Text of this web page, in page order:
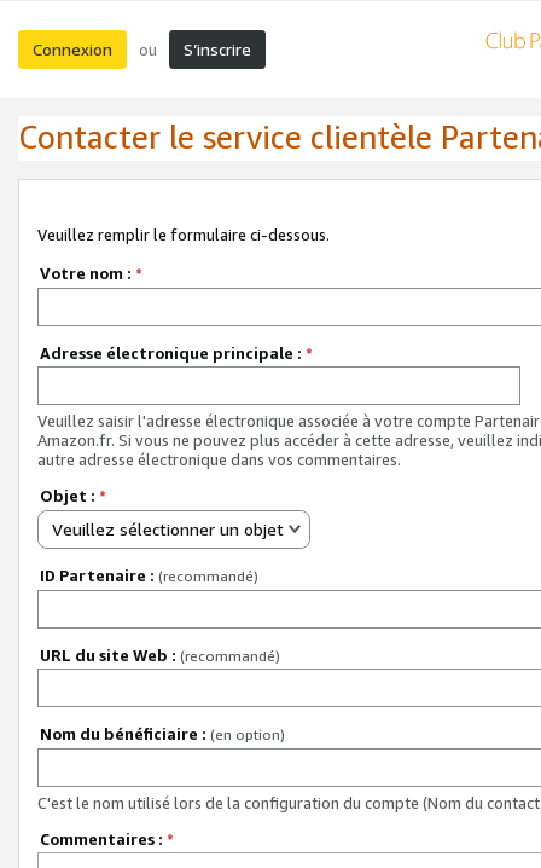
Connexion ou S’inscrire
Contacter le service clientèle
Veuillez remplir le formulaire ci-dessous.
Votre nom : *
Adresse électronique principale : *
Veuillez saisir l'adresse électronique associée à votre compte
Amazon.fr. Si vous ne pouvez plus accéder à cette adresse, veuillez
autre adresse électronique dans vos commentaires.
Objet : *
Veuillez sélectionner un objet
ID Partenaire : (recommandé)
URL du site Web : (recommandé)
Nom du bénéficiaire : (en option)
C'est le nom utilisé lors de la configuration du compte (Nom du
Commentaires : *